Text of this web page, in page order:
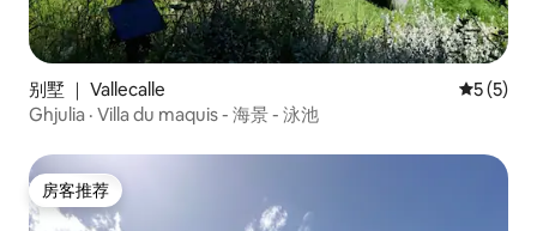
别墅 ｜ Vallecalle 平均评分
5 (5)
Ghjulia · Villa du maquis - 海景 - 泳池
房客推荐
房客推荐